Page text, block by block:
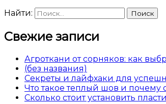
Найти:
Свежие записи
Агроткани от сорняков: как
(без названия)
Секреты и лайфхаки для
Что такое теплый шов и
Сколько стоит установить